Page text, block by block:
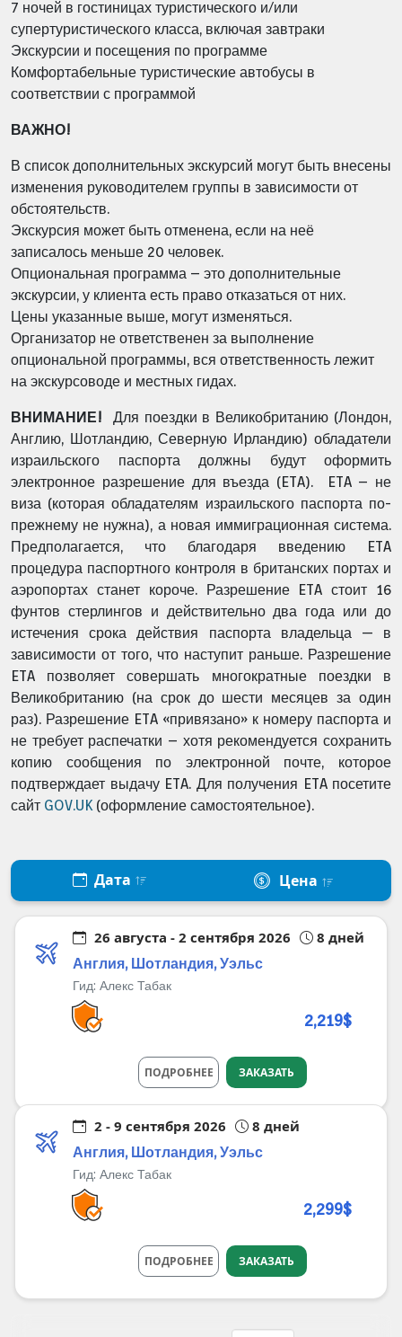
7 ночей в гостиницах туристического и/или
супертуристического класса, включая завтраки
Экскурсии и посещения по программе
Комфортабельные туристические автобусы в
соответствии с программой
ВАЖНО!
В список дополнительных экскурсий могут быть внесены
изменения руководителем группы в зависимости от
обстоятельств.
Экскурсия может быть отменена, если на неё
записалось меньше 20 человек.
Опциональная программа – это дополнительные
экскурсии, у клиента есть право отказаться от них.
Цены указанные выше, могут изменяться.
Организатор не ответственен за выполнение
опциональной программы, вся ответственность лежит
на экскурсоводе и местных гидах.
ВНИМАНИЕ! Для поездки в Великобританию (Лондон,
Англию, Шотландию, Северную Ирландию) обладатели
израильского паспорта должны будут оформить
электронное разрешение для въезда (ETA). ETA – не
виза (которая обладателям израильского паспорта по-
прежнему не нужна), а новая иммиграционная система.
Предполагается, что благодаря введению ETA
процедура паспортного контроля в британских портах и
аэропортах станет короче. Разрешение ETA стоит 16
фунтов стерлингов и действительно два года или до
истечения срока действия паспорта владельца — в
зависимости от того, что наступит раньше. Разрешение
ETA позволяет совершать многократные поездки в
Великобританию (на срок до шести месяцев за один
раз). Разрешение ETA «привязано» к номеру паспорта и
не требует распечатки – хотя рекомендуется сохранить
копию сообщения по электронной почте, которое
подтверждает выдачу ETA. Для получения ETA посетите
сайт GOV.UK(оформление самостоятельное).
Дата Цена
26 августа - 2 сентября 2026 8 дней
Англия, Шотландия, Уэльс
Гид: Алекс Табак
2,219$
ПОДРОБНЕЕ ЗАКАЗАТЬ
2 - 9 сентября 2026 8 дней
Англия, Шотландия, Уэльс
Гид: Алекс Табак
2,299$
ПОДРОБНЕЕ ЗАКАЗАТЬ